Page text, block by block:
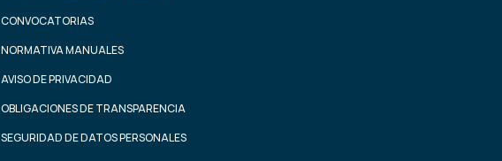
CONVOCATORIAS
NORMATIVA MANUALES
AVISO DE PRIVACIDAD
OBLIGACIONES DE TRANSPARENCIA
SEGURIDAD DE DATOS PERSONALES